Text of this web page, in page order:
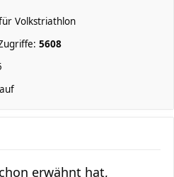
Volkstriathlon
5608
erwähnt hat,